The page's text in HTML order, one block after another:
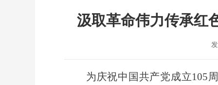
汲取革命伟力传承红
为庆祝中国共产党成立105